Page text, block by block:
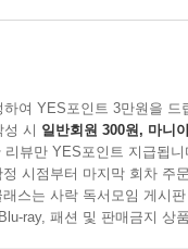
지나 행복했을까? 그
지 끝없이 비교당하며
의 언니 수아’로 바뀌
든 열심이지만 공부
입에서 나온 말은 “
여 YES포인트 3만원을 드
시 일반회원 300원, 마니
뷰만 YES포인트 지급됩니
시점부터 마지막 회차 주
스는 사락 독서모임 게시
ray, 패션 및 판매금지 상